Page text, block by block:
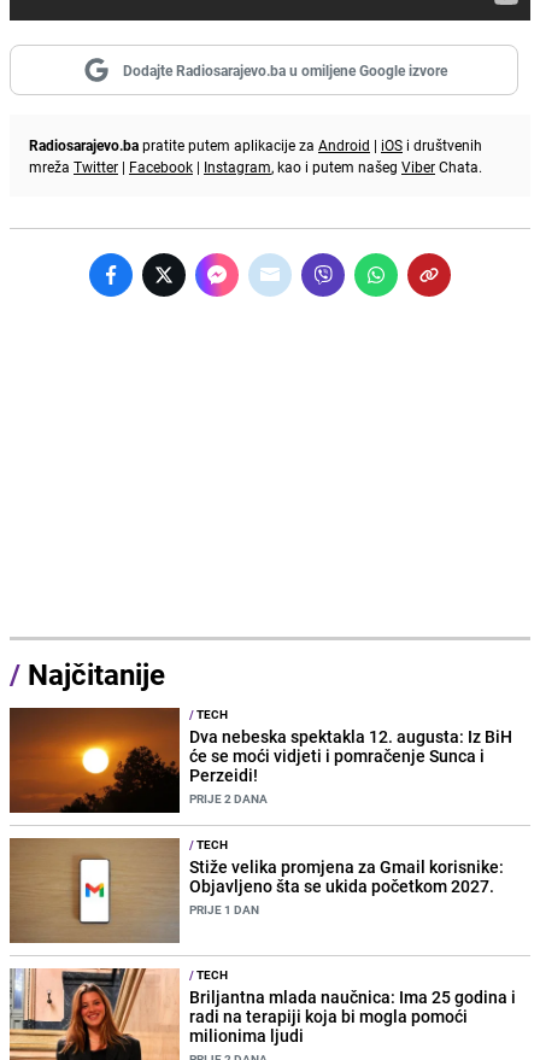
Dodajte Radiosarajevo.ba u omiljene Google izvore
Radiosarajevo.bapratite putem aplikacije za Android | iOS i društvenih
mreža Twitter | Facebook | Instagram, kao i putem našeg ViberChata.
/ Najčitanije
/TECH
Dva nebeska spektakla 12. augusta: Iz BiH
će se moći vidjeti i pomračenje Sunca i
Perzeidi!
PRIJE 2 DANA
/TECH
Stiže velika promjena za Gmail korisnike:
Objavljeno šta se ukida početkom 2027.
PRIJE 1 DAN
/TECH
Briljantna mlada naučnica: Ima 25 godina i
radi na terapiji koja bi mogla pomoći
milionima ljudi